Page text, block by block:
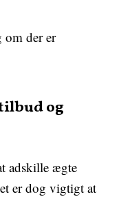
om der er
og
adskille ægte
er dog vigtigt at